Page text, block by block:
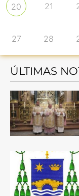
20 21
27 28
ÚLTIMAS